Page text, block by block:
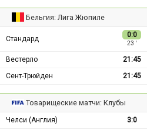
Бельгия: Лига Жюпиле
Стандард 0:0
23 ′
Вестерло 21:45
Сент-Трюйден
21:45
Товарищеские матчи: Клубы
Челси (Англия) 3:0